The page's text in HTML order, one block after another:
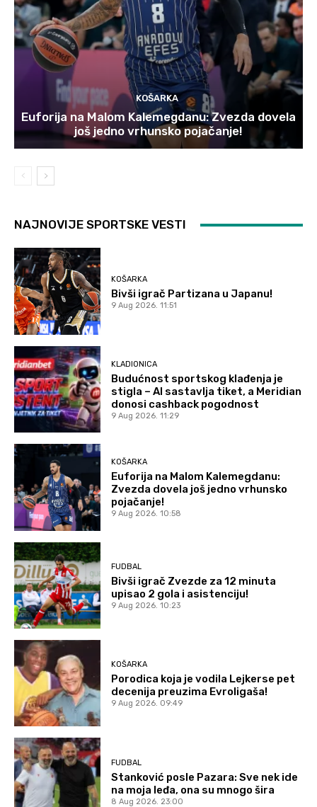
KOŠARKA
Euforija na Malom Kalemegdanu: Zvezda dovela
još jedno vrhunsko pojačanje!
NAJNOVIJE SPORTSKE VESTI
KOŠARKA
Bivši igrač Partizana u Japanu!
9 Aug 2026. 11:51
KLADIONICA
Budućnost sportskog klađenja je
stigla – AI sastavlja tiket, a Meridian
donosi cashback pogodnost
9 Aug 2026. 11:29
KOŠARKA
Euforija na Malom Kalemegdanu:
Zvezda dovela još jedno vrhunsko
pojačanje!
9 Aug 2026. 10:58
FUDBAL
Bivši igrač Zvezde za 12 minuta
upisao 2 gola i asistenciju!
9 Aug 2026. 10:23
KOŠARKA
Porodica koja je vodila Lejkerse pet
decenija preuzima Evroligaša!
9 Aug 2026. 09:49
FUDBAL
Stanković posle Pazara: Sve nek ide
na moja leđa, ona su mnogo šira
8 Aug 2026. 23:00